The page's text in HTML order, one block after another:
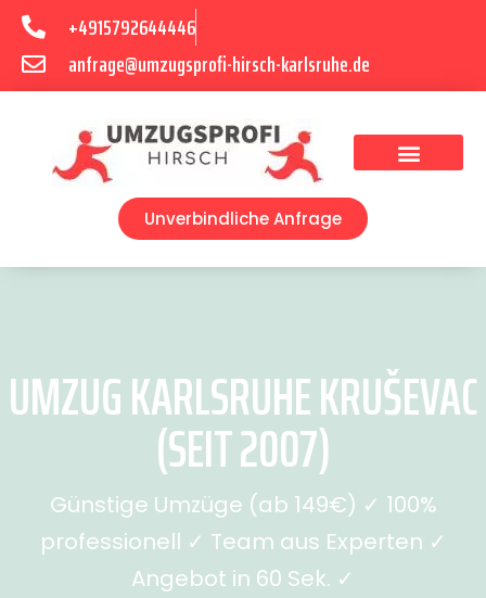
+4915792644446
anfrage@umzugsprofi-hirsch-karlsruhe.de
Unverbindliche Anfrage
UMZUG KARLSRUHE KRUŠEVAC
(SEIT 2007)
Günstige Umzüge (ab 149€) ✓ 100%
professionell ✓ Team aus Experten ✓
Angebot in 60 Sek. ✓